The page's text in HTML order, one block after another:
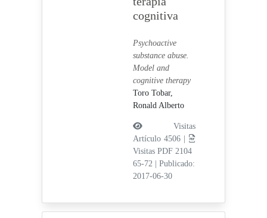
cognitiva
Psychoactive
substance abuse.
Model and
cognitive therapy
Toro Tobar,
Ronald Alberto
Visitas
Artículo 4506 |
Visitas PDF 2104
65-72
Publicado:
2017-06-30